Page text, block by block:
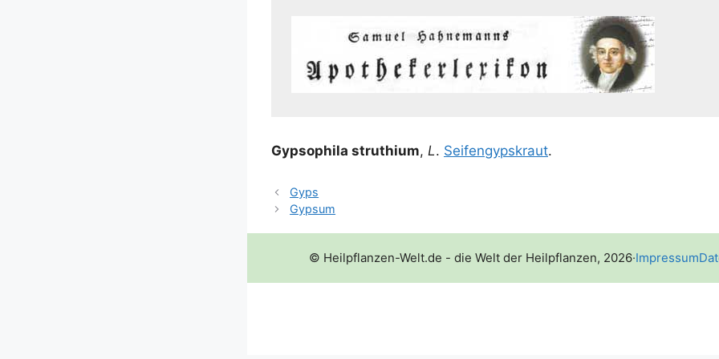
Gyp­so­phi­la strut­hi­um, L. Sei­fen­gyps­kraut.
Gyps
Gypsum
© Heilpflanzen-Welt.de - die Welt der Heilpflanzen, 2026·Impressum